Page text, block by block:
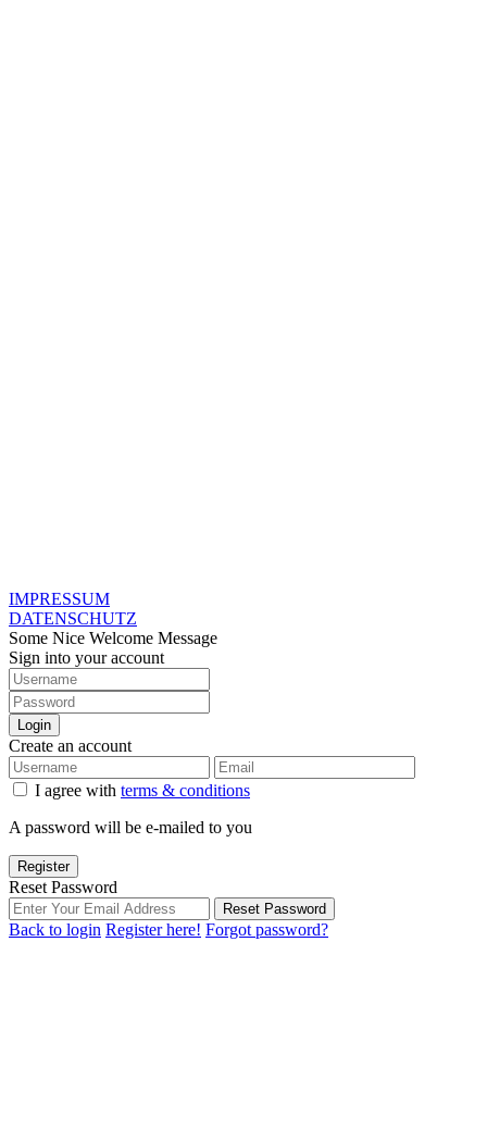
IMPRESSUM
DATENSCHUTZ
Some Nice Welcome Message
Sign into your account
Login
Create an account
I agree with terms & conditions
A password will be e-mailed to you
Register
Reset Password
Reset Password
Back to login Register here! Forgot password?